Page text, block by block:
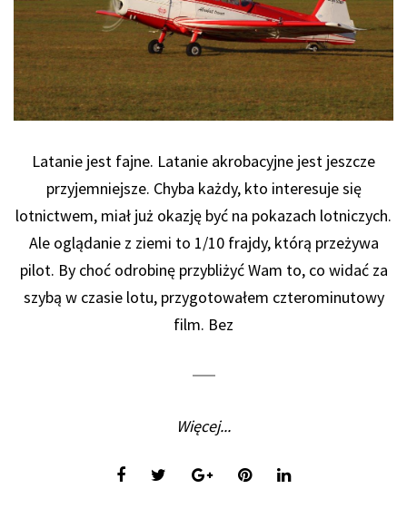
Latanie jest fajne. Latanie akrobacyjne jest jeszcze
przyjemniejsze. Chyba każdy, kto interesuje się
lotnictwem, miał już okazję być na pokazach lotniczych.
Ale oglądanie z ziemi to 1/10 frajdy, którą przeżywa
pilot. By choć odrobinę przybliżyć Wam to, co widać za
szybą w czasie lotu, przygotowałem czterominutowy
film. Bez
Więcej...